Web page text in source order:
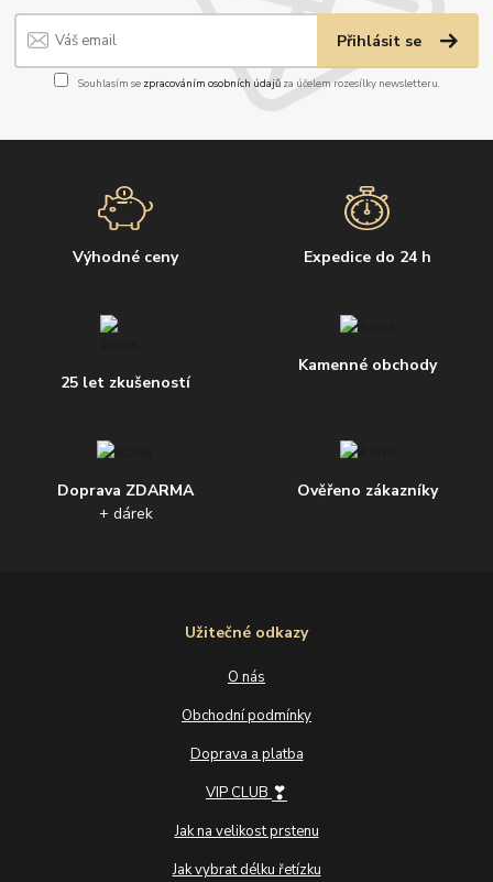
Přihlásit se
Souhlasím se zpracováním osobních údajůza účelem rozesílky newsletteru.
Výhodné ceny Expedice do 24 h
25 let zkušeností
Kamenné obchody
Doprava ZDARMA
+ dárek
Ověřeno zákazníky
Užitečné odkazy
O nás
Obchodní podmínky
Doprava a platba
VIP CLUB ❣
Jak na velikost prstenu
Jak vybrat délku řetízku